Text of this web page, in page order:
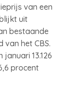
van een
uit
bestaande
van het CBS.
13.126
procent